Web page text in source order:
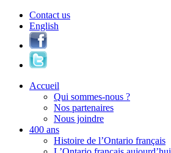
Contact us
English
Accueil
Qui sommes-nous ?
Nos partenaires
Nous joindre
400 ans
Histoire de l’Ontario français